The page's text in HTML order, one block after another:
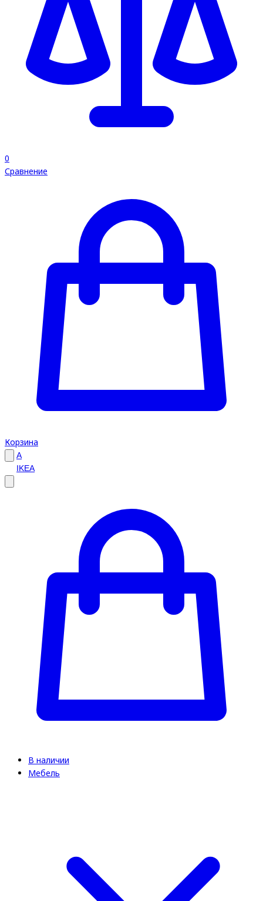
0
Сравнение
Корзина
A
IKEA
В наличии
Мебель